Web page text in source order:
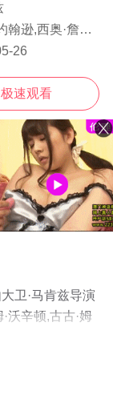
·姆巴塔-劳,卢克·梅伯利,豪尔赫·莱昂·马丁内斯,莎芙
26
极速观看
卫·马肯兹导演
沃辛顿,古古·姆
,莎芙蓉·霍金,奥
删减完整版电